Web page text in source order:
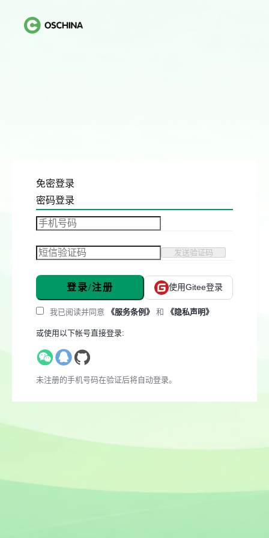
免密登录
密码登录
发送验证码
登录/注册 使用Gitee登录
我已阅读并同意 《服务条例》 和 《隐私声明》
或使用以下帐号直接登录:
未注册的手机号码在验证后将自动登录。